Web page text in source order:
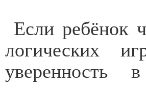
Если ребёнок
логических